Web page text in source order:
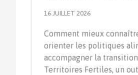
16 JUILLET 2026
Comment mieux
orienter les politiques
accompagner la
Territoires Fertiles, un